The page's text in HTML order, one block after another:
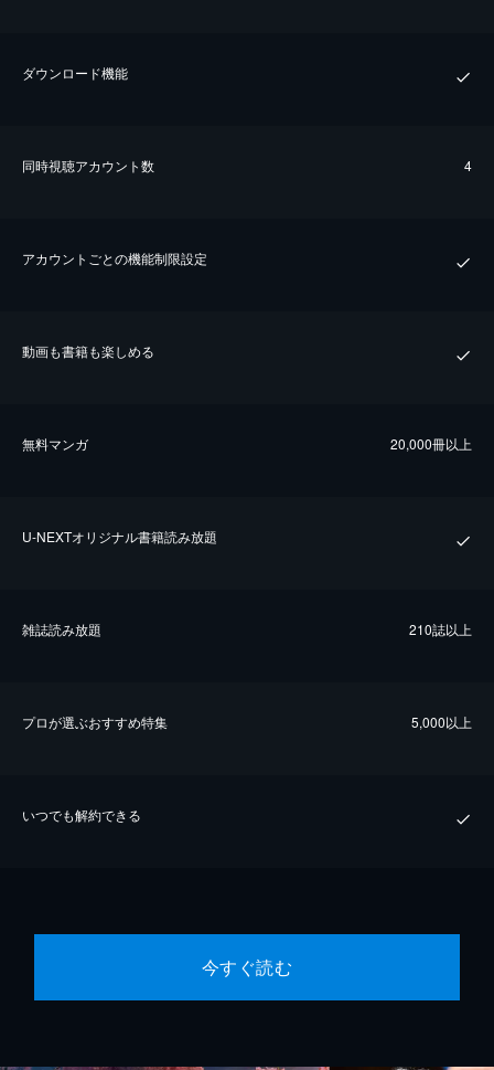
ダウンロード機能
同時視聴アカウント数 4
アカウントごとの機能制限設定
動画も書籍も楽しめる
無料マンガ 20,000冊以上
U-NEXTオリジナル書籍読み放題
雑誌読み放題 210誌以上
プロが選ぶおすすめ特集 5,000以上
いつでも解約できる
今すぐ読む